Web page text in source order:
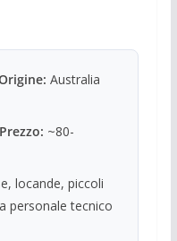
Australia
Prezzo: ~80-
locande, piccoli
personale tecnico